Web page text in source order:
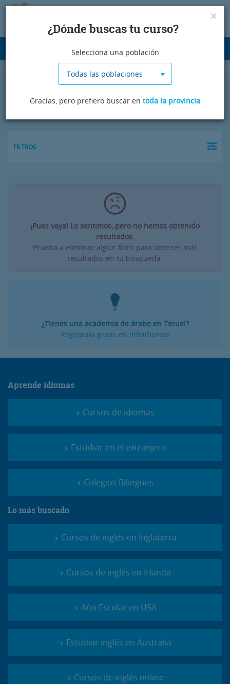
Cursos de árabe en Teruel
FILTROS
¡Pues vaya! Lo sentimos, pero no hemos obtenido
resultados.
Prueba a eliminar algún filtro para obtener más
resultados en tu búsqueda.
¿Tienes una academia de árabe en Teruel?
Regístrala gratis en Infoidiomas
×
¿Dónde buscas tu curso?
Selecciona una población
Todas las poblaciones
Gracias, pero prefiero buscar en toda la provincia
Aprende idiomas
Cursos de idiomas
Estudiar en el extranjero
Colegios Bilingües
Lo más buscado
Cursos de inglés en Inglaterra
Cursos de inglés en Irlanda
Año Escolar en USA
Estudiar inglés en Australia
Cursos de inglés online